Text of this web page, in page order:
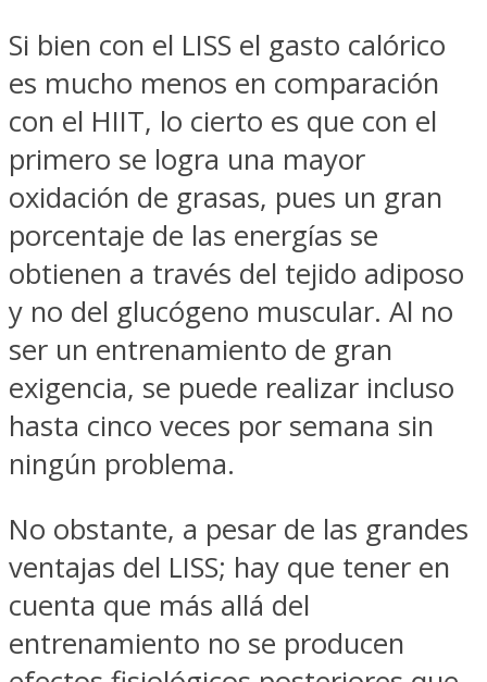
Si bien con el LISS el gasto calórico
es mucho menos en comparación
con el HIIT, lo cierto es que con el
primero se logra una mayor
oxidación de grasas, pues un gran
porcentaje de las energías se
obtienen a través del tejido adiposo
y no del glucógeno muscular. Al no
ser un entrenamiento de gran
exigencia, se puede realizar incluso
hasta cinco veces por semana sin
ningún problema.
No obstante, a pesar de las grandes
ventajas del LISS; hay que tener en
cuenta que más allá del
entrenamiento no se producen